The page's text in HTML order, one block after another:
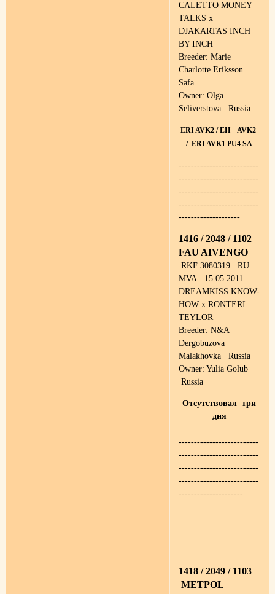
CALETTO MONEY
TALKS x
DJAKARTAS INCH
BY INCH
Breeder: Marie
Charlotte Eriksson
Safa
Owner: Olga
Seliverstova Russia
ERI AVK2 / EH AVK2
/ ERI AVK1 PU4 SA
--------------------------
--------------------------
--------------------------
--------------------------
--------------------
1416 / 2048 / 1102
FAU AIVENGO
RKF 3080319 RU
MVA 15.05.2011
DREAMKISS KNOW-
HOW x RONTERI
TEYLOR
Breeder: N&A
Dergobuzova
Malakhovka Russia
Owner: Yulia Golub
Russia
Отсутствовал три
дня
--------------------------
--------------------------
--------------------------
--------------------------
---------------------
1418 / 2049 / 1103
METPOL